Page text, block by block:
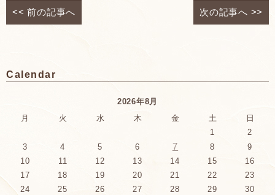
<<前の記事へ 次の記事へ >>
Calendar
2026年8月
月
火 水 木 金 土
日
1
2
3
4 5 6 7 8
9
10
11 12 13 14 15
16
17
18 19 20 21 22
23
24
25 26 27 28 29
30